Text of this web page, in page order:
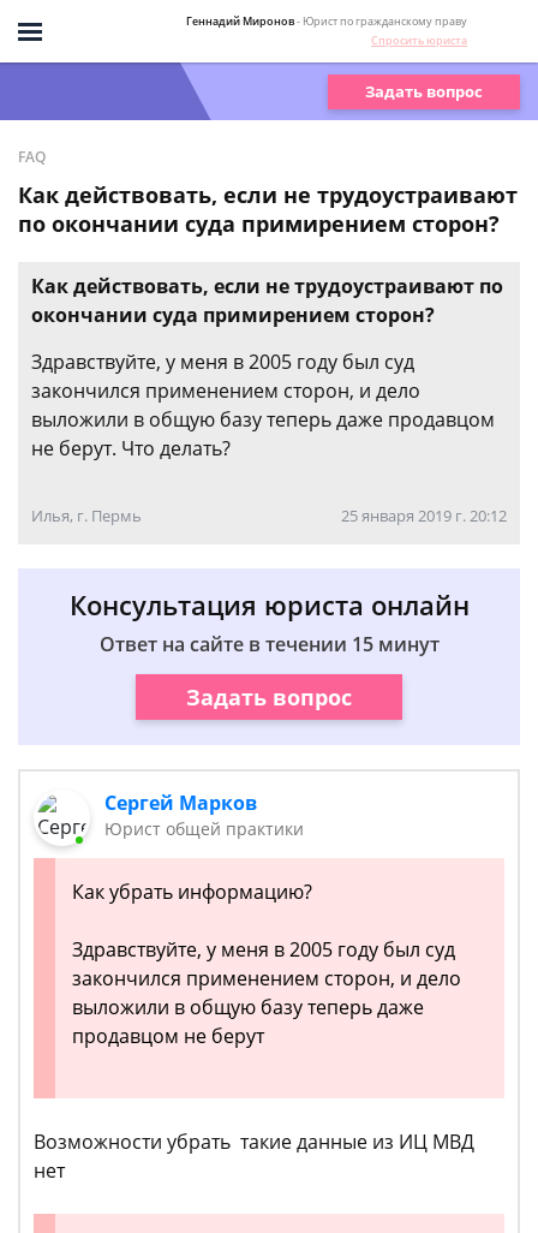
Геннадий Миронов- Юрист по гражданскому праву
Спросить юриста
Задать вопрос
FAQ
Как действовать, если не трудоустраивают
по окончании суда примирением сторон?
Как действовать, если не трудоустраивают по
окончании суда примирением сторон?
Здравствуйте, у меня в 2005 году был суд
закончился применением сторон, и дело
выложили в общую базу теперь даже продавцом
не берут. Что делать?
Илья, г. Пермь 25 января 2019 г. 20:12
Консультация юриста онлайн
Ответ на сайте в течении 15 минут
Задать вопрос
Сергей Марков
Юрист общей практики
Как убрать информацию?
Здравствуйте, у меня в 2005 году был суд
закончился применением сторон, и дело
выложили в общую базу теперь даже
продавцом не берут
Возможности убрать такие данные из ИЦ МВД
нет